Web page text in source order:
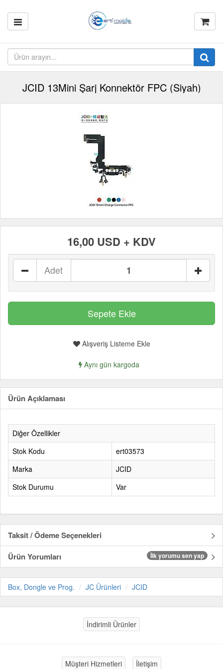
JCID 13Mini Şarj Konnektör FPC (Siyah)
16,00 USD + KDV
Adet
Alışveriş Listeme Ekle
Aynı gün kargoda
Ürün Açıklaması
Diğer Özellikler
Stok Kodu
ert03573
Marka
JCID
Stok Durumu
Var
Taksit / Ödeme Seçenekleri
Ürün Yorumları
İlk yorumu sen yap
Box, Dongle ve Prog. JC Ürünleri JCID
İndirimli Ürünler
Müşteri Hizmetleri İletişim